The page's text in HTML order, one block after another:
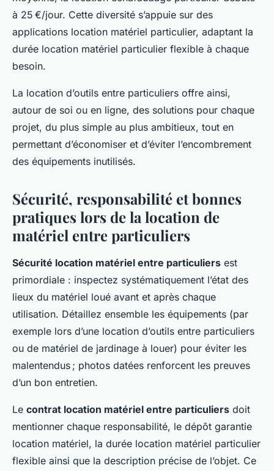
à 25 €/jour. Cette diversité s’appuie sur des
applications location matériel particulier, adaptant la
durée location matériel particulier flexible à chaque
besoin.
La location d’outils entre particuliers offre ainsi,
autour de soi ou en ligne, des solutions pour chaque
projet, du plus simple au plus ambitieux, tout en
permettant d’économiser et d’éviter l’encombrement
des équipements inutilisés.
Sécurité, responsabilité et bonnes
pratiques lors de la location de
matériel entre particuliers
Sécurité location matériel entre particuliers est
primordiale : inspectez systématiquement l’état des
lieux du matériel loué avant et après chaque
utilisation. Détaillez ensemble les équipements (par
exemple lors d’une location d’outils entre particuliers
ou de matériel de jardinage à louer) pour éviter les
malentendus ; photos datées renforcent les preuves
d’un bon entretien.
Le contrat location matériel entre particuliers doit
mentionner chaque responsabilité, le dépôt garantie
location matériel, la durée location matériel particulier
flexible ainsi que la description précise de l’objet. Ce